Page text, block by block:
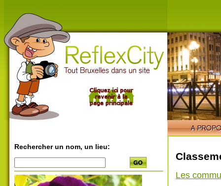
Rechercher un nom, un lieu:
Les